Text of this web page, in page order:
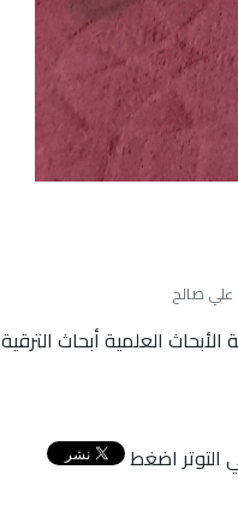
العلمية أبحاث الترقية
التوتر اضغط